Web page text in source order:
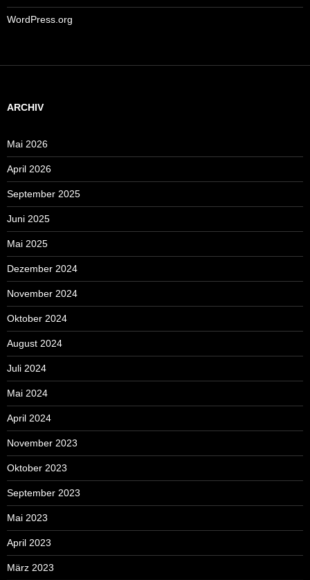
WordPress.org
ARCHIV
Mai 2026
April 2026
September 2025
Juni 2025
Mai 2025
Dezember 2024
November 2024
Oktober 2024
August 2024
Juli 2024
Mai 2024
April 2024
November 2023
Oktober 2023
September 2023
Mai 2023
April 2023
März 2023